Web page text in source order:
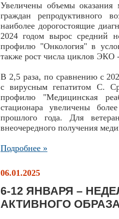
Увеличены объемы
граждан репродуктивного
наиболее дорогостоящие
2024 годом вырос средний
профилю "Онкология" в
также рост числа циклов ЭКО
В 2,5 раза, по сравнению с
с вирусным гепатитом С.
профилю "Медицинская
стационара увеличены
прошлого года. Для
внеочередного получения
Подробнее »
06.01.2025
6-12 ЯНВАРЯ –
АКТИВНОГО